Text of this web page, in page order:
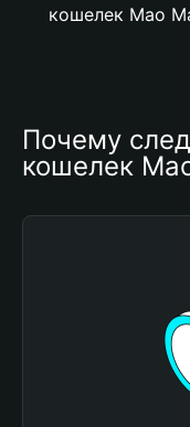
кошелек Mao
Почему
кошелек